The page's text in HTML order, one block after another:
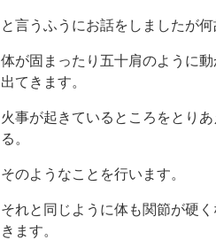
と言うふうにお話をしましたが
体が固まったり五十肩のように
出てきます。
火事が起きているところをとり
る。
そのようなことを行います。
それと同じように体も関節が硬
きます。